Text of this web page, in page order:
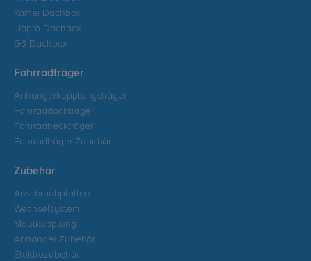
Kamei Dachbox
Hapro Dachbox
G3 Dachbox
Fahrradträger
Anhängerkupplungsträger
Fahrraddachträger
Fahrradheckträger
Fahrradträger Zubehör
Zubehör
Anschraubplatten
Wechselsystem
Maulkupplung
Anhänger Zubehör
Elektrozubehör